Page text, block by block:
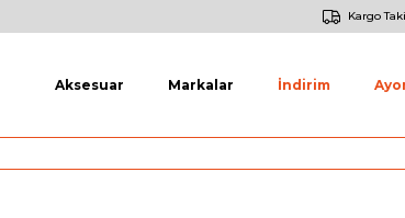
Kargo
Aksesuar Markalar İndirim